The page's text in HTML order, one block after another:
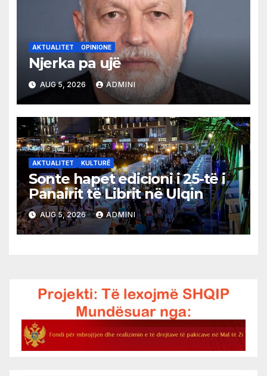
AKTUALITET OPINIONE
Njerka pa ujë
AUG 5, 2026 ADMINI
AKTUALITET KULTURË
Sonte hapet edicioni i 25-të i
Panairit të Librit në Ulqin
AUG 5, 2026 ADMINI